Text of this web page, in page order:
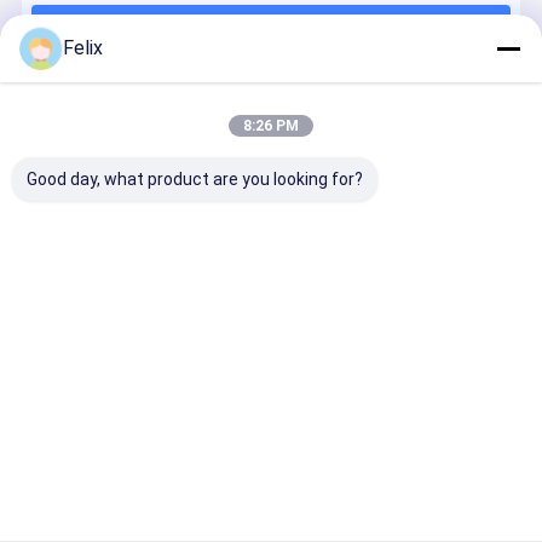
Precision Milling Series
Série d'outils de rainure
Série de pellicules lourdes
outils en carbure solide
Felix
8:26 PM
Good day, what product are you looking for?